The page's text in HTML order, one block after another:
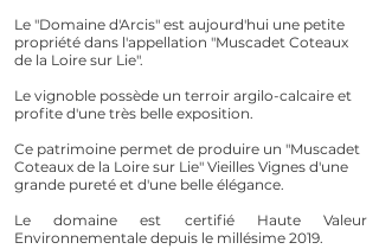
Le "Domaine d'Arcis" est aujourd'hui une petite
propriété dans l'appellation "Muscadet Coteaux
de la Loire sur Lie".
Le vignoble possède un terroir argilo-calcaire et
profite d'une très belle exposition.
Ce patrimoine permet de produire un "Muscadet
Coteaux de la Loire sur Lie" Vieilles Vignes d'une
grande pureté et d'une belle élégance.
Le domaine est certifié Haute Valeur
Environnementale depuis le millésime 2019.